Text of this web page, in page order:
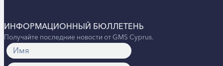
ИНФОРМАЦИОННЫЙ БЮЛЛЕТЕНЬ
Получайте последние новости от GMS Cyprus.